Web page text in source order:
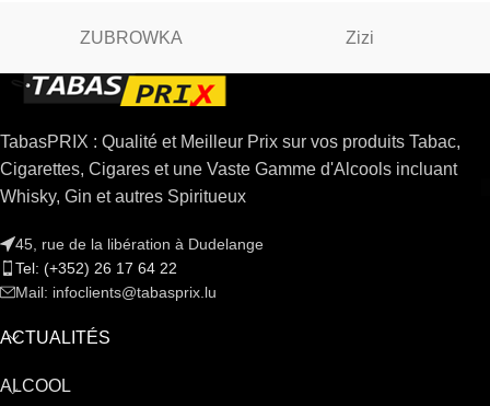
ZUBROWKA Zizi
TabasPRIX : Qualité et Meilleur Prix sur vos produits Tabac,
Cigarettes, Cigares et une Vaste Gamme d'Alcools incluant
Whisky, Gin et autres Spiritueux
45, rue de la libération à Dudelange
Tel: (+352) 26 17 64 22
Mail: infoclients@tabasprix.lu
ACTUALITÉS
ALCOOL